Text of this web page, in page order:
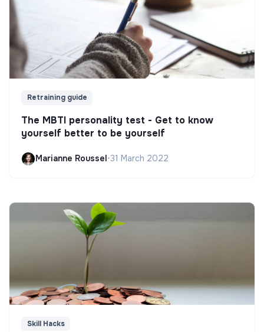
Retraining guide
The MBTI personality test - Get to know
yourself better to be yourself
Marianne Roussel•31 March 2022
Skill Hacks